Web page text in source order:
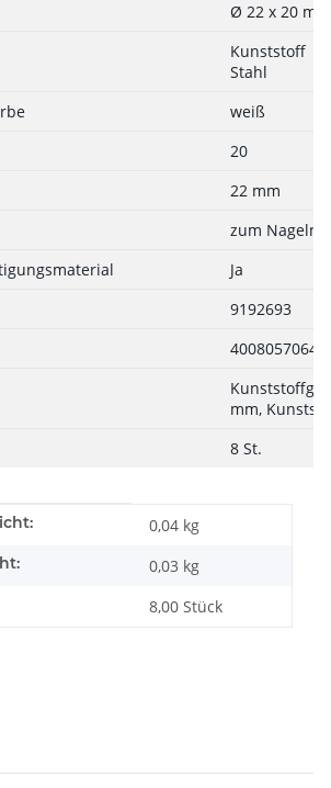
Ø 22 x 20 mm
Kunststoff
Stahl
weiß
20
22 mm
zum Nageln
Ja
9192693
mm,
8 St.
0,04 kg
0,03 kg
8,00 Stück